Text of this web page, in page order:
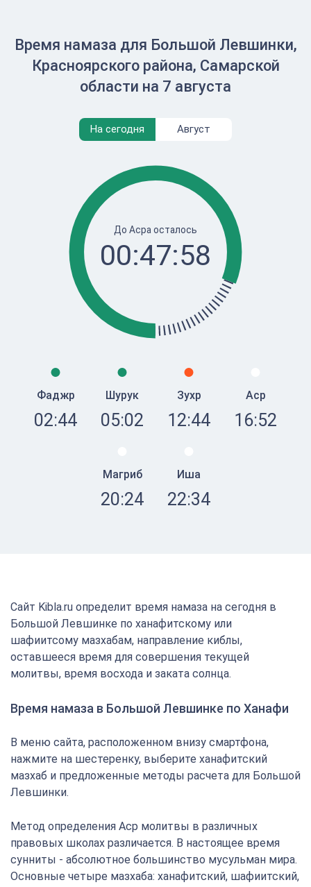
Время намаза для Большой Левшинки,
Красноярского района, Самарской
области на 7 августа
На сегодня Август
До Асра осталось
00:47:58
Фаджр
02:44
Шурук
05:02
Зухр
12:44
Аср
16:52
Магриб
20:24
Иша
22:34
Сайт Kibla.ru определит время намаза на сегодня в
Большой Левшинке по ханафитскому или
шафиитсому мазхабам, направление киблы,
оставшееся время для совершения текущей
молитвы, время восхода и заката солнца.
Время намаза в Большой Левшинке по Ханафи
В меню сайта, расположенном внизу смартфона,
нажмите на шестеренку, выберите ханафитский
мазхаб и предложенные методы расчета для Большой
Левшинки.
Метод определения Аср молитвы в различных
правовых школах различается. В настоящее время
сунниты - абсолютное большинство мусульман мира.
Основные четыре мазхаба: ханафитский, шафиитский,